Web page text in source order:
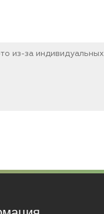
из-за индивидуальных